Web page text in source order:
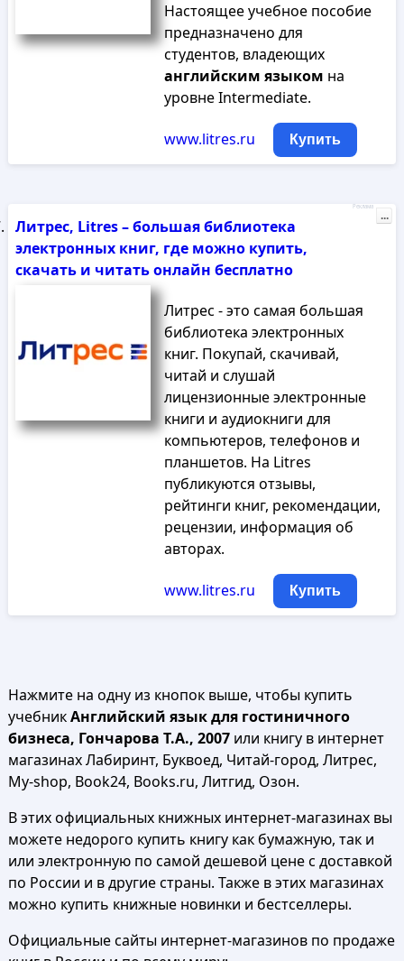
Настоящее учебное пособие
предназначено для
студентов, владеющих
английским языком на
уровне Intermediate.
www.litres.ru Купить
Литрес, Litres – большая библиотека
электронных книг, где можно купить,
скачать и читать онлайн бесплатно
Литрес - это самая большая
библиотека электронных
книг. Покупай, скачивай,
читай и слушай
лицензионные электронные
книги и аудиокниги для
компьютеров, телефонов и
планшетов. На Litres
публикуются отзывы,
рейтинги книг, рекомендации,
рецензии, информация об
авторах.
www.litres.ru Купить
Реклама
...
Нажмите на одну из кнопок выше, чтобы купить
учебникАнглийский язык для гостиничного
бизнеса, Гончарова Т.А., 2007или книгу в интернет
магазинах Лабиринт, Буквоед, Читай-город, Литрес,
My-shop, Book24, Books.ru, Литгид, Озон.
В этих официальных книжных интернет-магазинах вы
можете недорого купить книгу как бумажную, так и
или электронную по самой дешевой цене с доставкой
по России и в другие страны. Также в этих магазинах
можно купить книжные новинки и бестселлеры.
Официальные сайты интернет-магазинов по продаже